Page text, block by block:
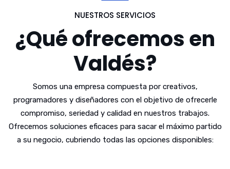
NUESTROS SERVICIOS
¿Qué ofrecemos en
Valdés?
Somos una empresa compuesta por creativos,
programadores y diseñadores con el objetivo de ofrecerle
compromiso, seriedad y calidad en nuestros trabajos.
Ofrecemos soluciones eficaces para sacar el máximo partido
a su negocio, cubriendo todas las opciones disponibles: